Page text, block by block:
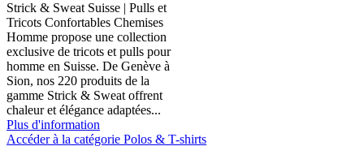
Strick & Sweat Suisse | Pulls et
Tricots Confortables Chemises
Homme propose une collection
exclusive de tricots et pulls pour
homme en Suisse. De Genève à
Sion, nos 220 produits de la
gamme Strick & Sweat offrent
chaleur et élégance adaptées...
Plus d'information
Accéder à la catégorie Polos & T-shirts